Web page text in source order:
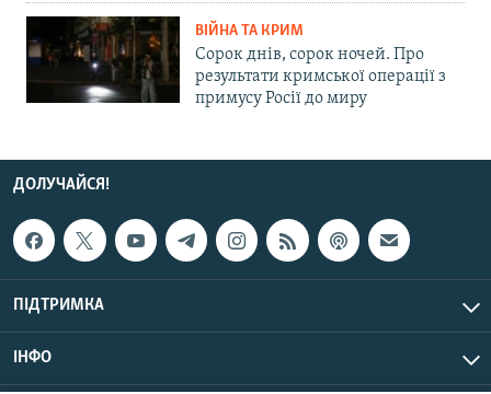
ВІЙНА ТА КРИМ
Сорок днів, сорок ночей. Про
результати кримської операції з
примусу Росії до миру
ДОЛУЧАЙСЯ!
ПІДТРИМКА
ІНФО